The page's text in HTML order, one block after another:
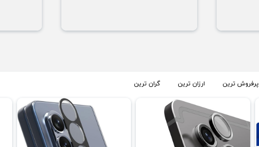
پرفروش ترین ارزان ترین گران ترین
پک دو عددی Z Fold 4